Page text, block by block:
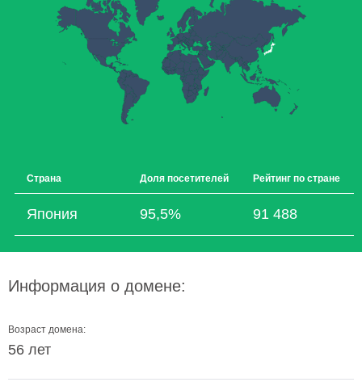
Страна Доля посетителей Рейтинг по стране
Япония 95,5% 91 488
Информация о домене:
Возраст домена:
56 лет